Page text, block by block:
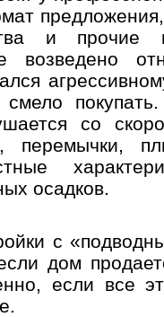
и прочие
возведено
со
перемычки,
осадков.
с
дом
если все